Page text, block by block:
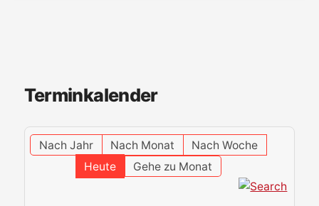
Terminkalender
Nach Jahr Nach Monat
Nach Woche
Heute
Gehe zu Monat